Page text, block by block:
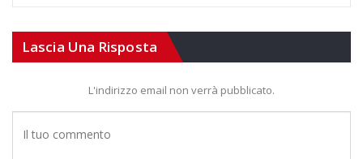
Lascia Una Risposta
L'indirizzo email non verrà pubblicato.